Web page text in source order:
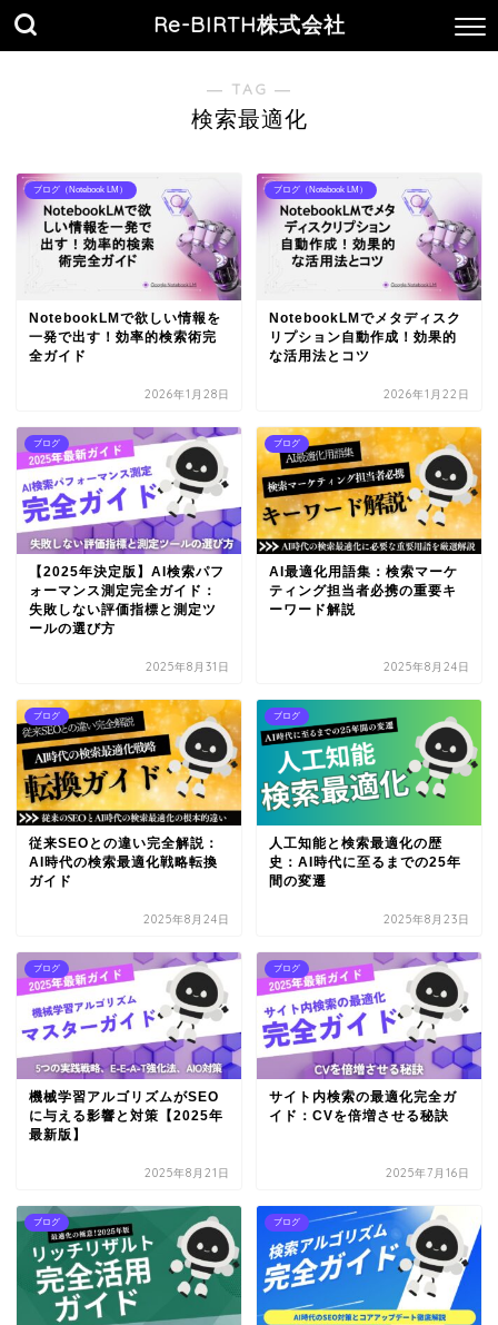
Re-BIRTH株式会社
― TAG ―
検索最適化
ブログ（Notebook LM）
NotebookLMで欲しい情報を
一発で出す！効率的検索術完
全ガイド
2026年1月28日
ブログ（Notebook LM）
NotebookLMでメタディスク
リプション自動作成！効果的
な活用法とコツ
2026年1月22日
ブログ
【2025年決定版】AI検索パフ
ォーマンス測定完全ガイド：
失敗しない評価指標と測定ツ
ールの選び方
2025年8月31日
ブログ
AI最適化用語集：検索マーケ
ティング担当者必携の重要キ
ーワード解説
2025年8月24日
ブログ
従来SEOとの違い完全解説：
AI時代の検索最適化戦略転換
ガイド
2025年8月24日
ブログ
人工知能と検索最適化の歴
史：AI時代に至るまでの25年
間の変遷
2025年8月23日
ブログ
機械学習アルゴリズムがSEO
に与える影響と対策【2025年
最新版】
2025年8月21日
ブログ
サイト内検索の最適化完全ガ
イド：CVを倍増させる秘訣
2025年7月16日
ブログ ブログ